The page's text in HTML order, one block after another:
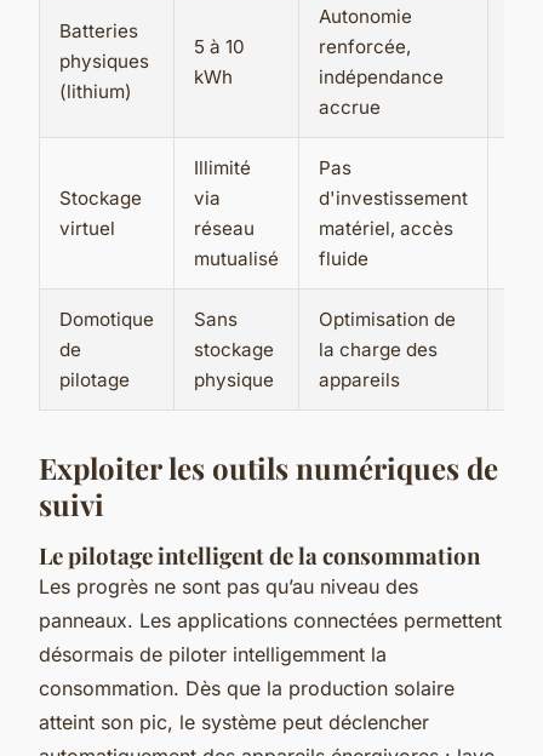
Batteries
physiques
(lithium)
5 à 10
kWh
Autonomie
renforcée,
indépendance
accrue
Stockage
virtuel
Illimité
via
réseau
mutualisé
Pas
d'investissement
matériel, accès
fluide
Domotique
de
pilotage
Sans
stockage
physique
Optimisation de
la charge des
appareils
Exploiter les outils numériques de
suivi
Le pilotage intelligent de la consommation
Les progrès ne sont pas qu’au niveau des
panneaux. Les applications connectées permettent
désormais de piloter intelligemment la
consommation. Dès que la production solaire
atteint son pic, le système peut déclencher